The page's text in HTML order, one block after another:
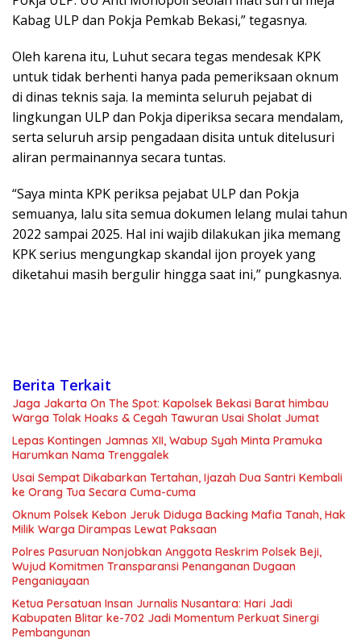
Kabag ULP dan Pokja Pemkab Bekasi,” tegasnya.
Oleh karena itu, Luhut secara tegas mendesak KPK
untuk tidak berhenti hanya pada pemeriksaan oknum
di dinas teknis saja. Ia meminta seluruh pejabat di
lingkungan ULP dan Pokja diperiksa secara mendalam,
serta seluruh arsip pengadaan disita untuk ditelusuri
aliran permainannya secara tuntas.
“Saya minta KPK periksa pejabat ULP dan Pokja
semuanya, lalu sita semua dokumen lelang mulai tahun
2022 sampai 2025. Hal ini wajib dilakukan jika memang
KPK serius mengungkap skandal ijon proyek yang
diketahui masih bergulir hingga saat ini,” pungkasnya.
Berita Terkait
Jaga Jakarta On The Spot: Kapolsek Bekasi Barat himbau
Warga Tolak Hoaks & Cegah Tawuran Usai Sholat Jumat
Lepas Kontingen Jamnas XII, Wabup Syah Minta Pramuka
Harumkan Nama Trenggalek
Usai Sempat Dikabarkan Tertahan, Ijazah Dua Santri Kembali
ke Orang Tua Secara Cuma-cuma
Oknum Polsek Kebon Jeruk Diduga Backing Mafia Tanah, Hak
Milik Warga Dirampas Lewat Paksaan
Polres Pasuruan Nonjobkan Anggota Reskrim Polsek Beji,
Wujud Komitmen Transparansi Penanganan Dugaan
Penganiayaan
Ketua Persatuan Insan Jurnalis Nusantara: Hari Jadi
Kabupaten Blitar ke-702 Jadi Momentum Perkuat Sinergi
Pembangunan